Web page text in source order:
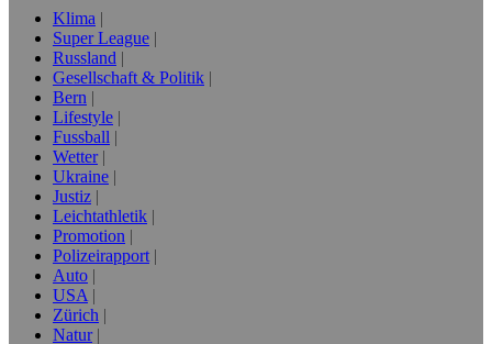
Klima
Super League
Russland
Gesellschaft & Politik
Bern
Lifestyle
Fussball
Wetter
Ukraine
Justiz
Leichtathletik
Promotion
Polizeirapport
Auto
USA
Zürich
Natur